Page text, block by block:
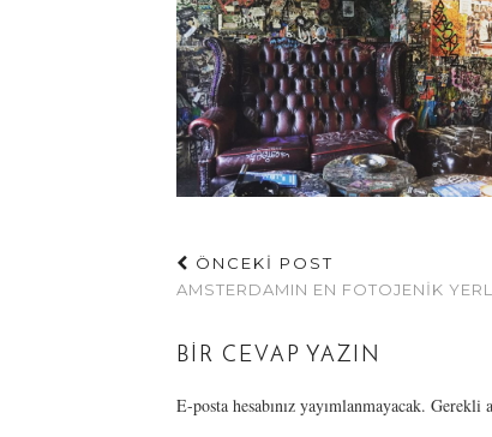
ÖNCEKİ POST
AMSTERDAMIN EN FOTOJENIK
BIR CEVAP YAZIN
E-posta hesabınız yayımlanmayacak. Gerekli